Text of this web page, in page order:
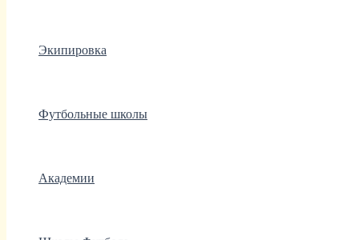
Экипировка
Футбольные школы
Академии